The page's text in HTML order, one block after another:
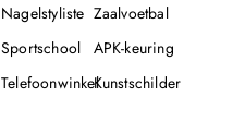
Nagelstyliste
Sportschool
Telefoonwinkel
Zaalvoetbal
APK-keuring
Kunstschilder